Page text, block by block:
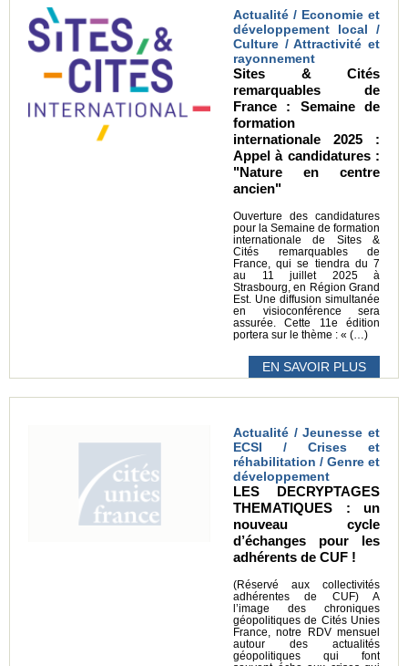
Actualité / Economie et
développement local /
Culture / Attractivité et
rayonnement
Sites & Cités
remarquables de
France : Semaine de
formation
internationale 2025 :
Appel à candidatures :
"Nature en centre
ancien"
Ouverture des candidatures
pour la Semaine de formation
internationale de Sites &
Cités remarquables de
France, qui se tiendra du 7
au 11 juillet 2025 à
Strasbourg, en Région Grand
Est. Une diffusion simultanée
en visioconférence sera
assurée. Cette 11e édition
portera sur le thème : « (…)
EN SAVOIR PLUS
Actualité / Jeunesse et
ECSI / Crises et
réhabilitation / Genre et
développement
LES DECRYPTAGES
THEMATIQUES : un
nouveau cycle
d’échanges pour les
adhérents de CUF !
(Réservé aux collectivités
adhérentes de CUF) A
l’image des chroniques
géopolitiques de Cités Unies
France, notre RDV mensuel
autour des actualités
géopolitiques qui font